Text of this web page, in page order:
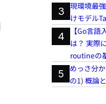
3 現環境最
けモデル
4
【Go言
は？ 実際
routineの
5
めっさ分
の1) 概論